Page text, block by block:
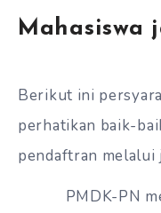
Mahasiswa
Berikut ini
perhatikan baik-
pendaftran melalui
PMDK-PN